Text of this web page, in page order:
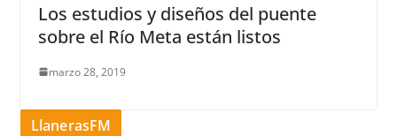
Los estudios y diseños del puente
sobre el Río Meta están listos
marzo 28, 2019
LlanerasFM